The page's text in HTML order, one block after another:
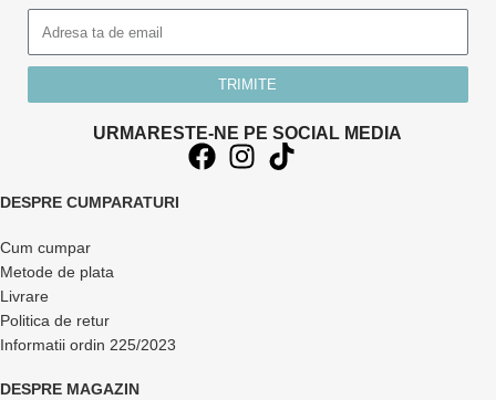
TRIMITE
URMARESTE-NE PE SOCIAL MEDIA
DESPRE CUMPARATURI
Cum cumpar
Metode de plata
Livrare
Politica de retur
Informatii ordin 225/2023
DESPRE MAGAZIN